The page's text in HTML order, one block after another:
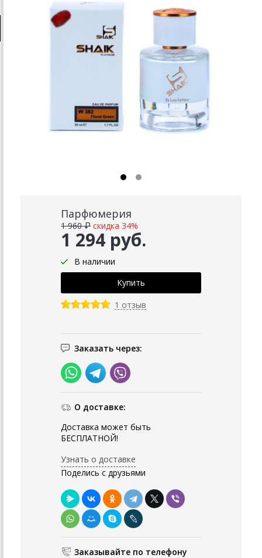
Парфюмерия
1 294 руб.
1 960 ₽ скидка 34%
В наличии
1 отзыв
Заказать через:
О доставке:
Доставка может быть
БЕСПЛАТНОЙ!
Узнать о доставке
Поделись с друзьями
Заказывайте по телефону